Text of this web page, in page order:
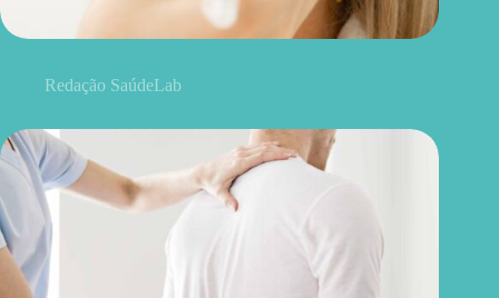
Redação SaúdeLab